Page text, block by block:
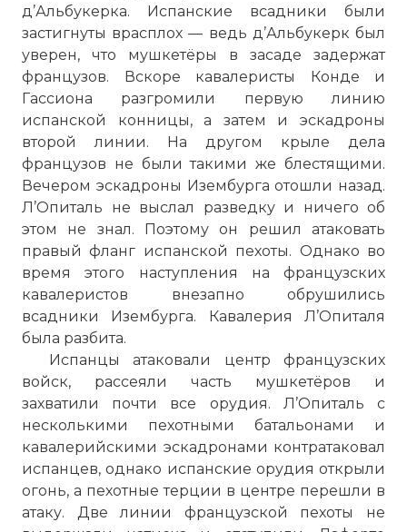
д’Альбукерка. Испанские всадники были
застигнуты врасплох — ведь д’Альбукерк был
уверен, что мушкетёры в засаде задержат
французов. Вскоре кавалеристы Конде и
Гассиона разгромили первую линию
испанской конницы, а затем и эскадроны
второй линии. На другом крыле дела
французов не были такими же блестящими.
Вечером эскадроны Изембурга отошли назад.
Л’Опиталь не выслал разведку и ничего об
этом не знал. Поэтому он решил атаковать
правый фланг испанской пехоты. Однако во
время этого наступления на французских
кавалеристов внезапно обрушились
всадники Изембурга. Кавалерия Л’Опиталя
была разбита.
Испанцы атаковали центр французских
войск, рассеяли часть мушкетёров и
захватили почти все орудия. Л’Опиталь с
несколькими пехотными батальонами и
кавалерийскими эскадронами контратаковал
испанцев, однако испанские орудия открыли
огонь, а пехотные терции в центре перешли в
атаку. Две линии французской пехоты не